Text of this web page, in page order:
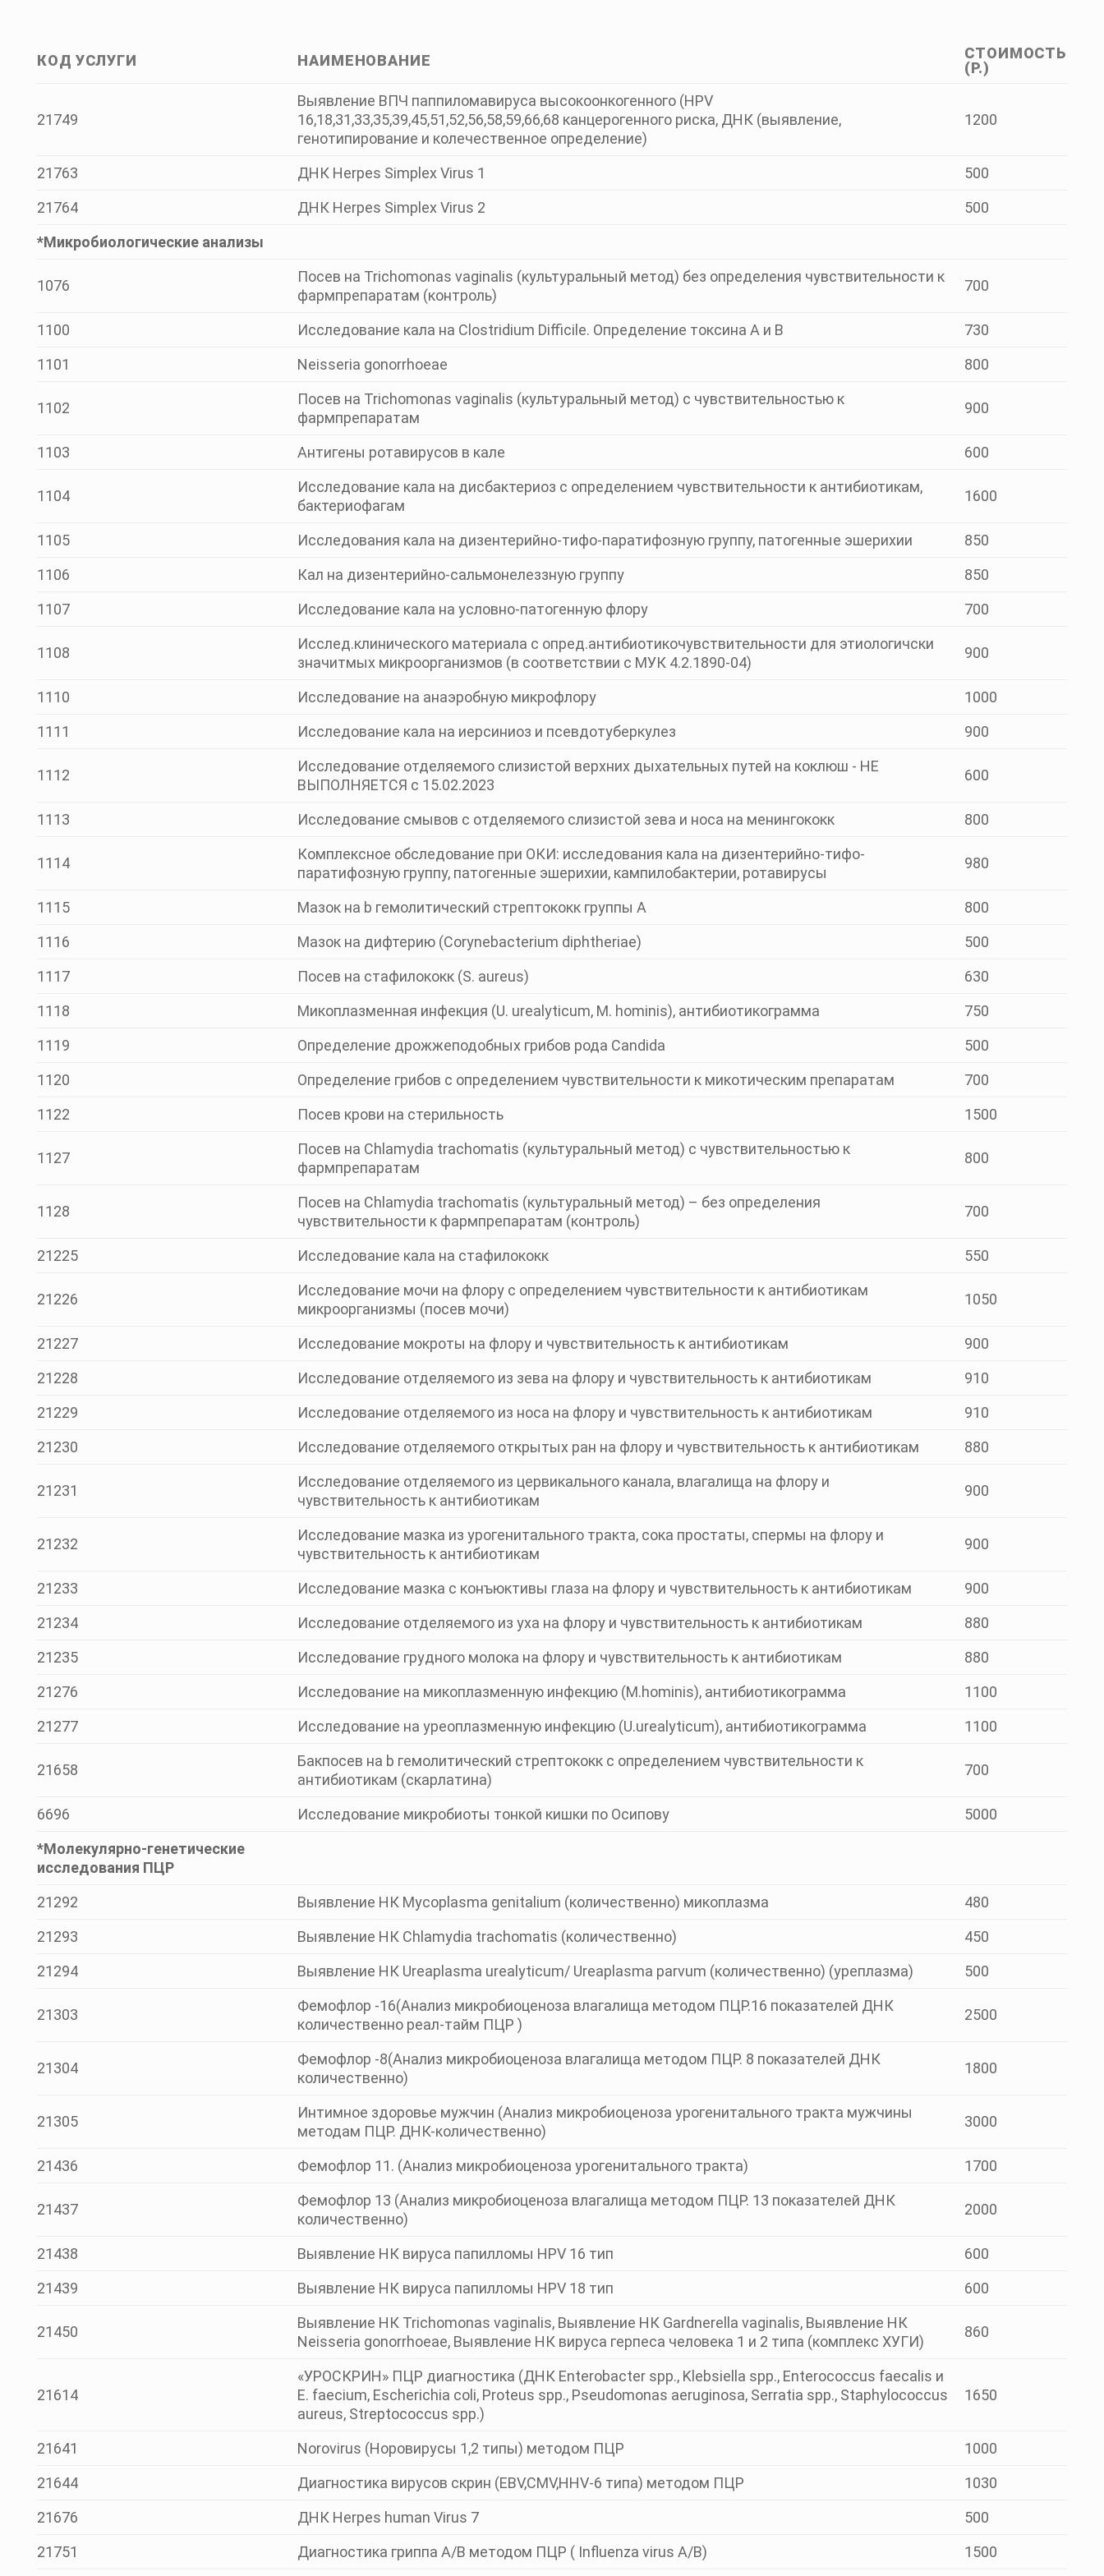
КОД УСЛУГИ НАИМЕНОВАНИЕ
СТОИМОСТЬ
(Р.)
21749
Выявление ВПЧ паппиломавируса высокоонкогенного (HPV
16,18,31,33,35,39,45,51,52,56,58,59,66,68 канцерогенного риска, ДНК (выявление,
генотипирование и колечественное определение)
1200
21763 ДНК Herpes Simplex Virus 1
500
21764
ДНК Herpes Simplex Virus 2
500
*Микробиологические анализы
1076
Посев на Trichomonas vaginalis (культуральный метод) без определения чувствительности к
фармпрепаратам (контроль)
700
1100 Исследование кала на Clostridium Difficile. Определение токсина А и В
730
1101
Neisseria gonorrhoeae 800
1102
Посев на Trichomonas vaginalis (культуральный метод) с чувствительностью к
фармпрепаратам
900
1103 Антигены ротавирусов в кале 600
1104
Исследование кала на дисбактериоз с определением чувствительности к антибиотикам,
бактериофагам
1600
1105 Исследования кала на дизентерийно-тифо-паратифозную группу, патогенные эшерихии
850
1106
Кал на дизентерийно-сальмонелеззную группу
850
1107
Исследование кала на условно-патогенную флору 700
1108
Исслед.клинического материала с опред.антибиотикочувствительности для этиологичски
значитмых микроорганизмов (в соответствии с МУК 4.2.1890-04)
900
1110 Исследование на анаэробную микрофлору
1000
1111
Исследование кала на иерсиниоз и псевдотуберкулез 900
1112
Исследование отделяемого слизистой верхних дыхательных путей на коклюш - НЕ
ВЫПОЛНЯЕТСЯ с 15.02.2023
600
1113 Исследование смывов с отделяемого слизистой зева и носа на менингококк 800
1114
Комплексное обследование при ОКИ: исследования кала на дизентерийно-тифо-
паратифозную группу, патогенные эшерихии, кампилобактерии, ротавирусы
980
1115 Мазок на b гемолитический стрептококк группы А
800
1116
Мазок на дифтерию (Corynеbacterium diphtheriae)
500
1117
Посев на стафилококк (S. aureus)
630
1118
Микоплазменная инфекция (U. urealyticum, M. hominis), антибиотикограмма
750
1119
Определение дрожжеподобных грибов рода Candida
500
1120
Определение грибов с определением чувствительности к микотическим препаратам
700
1122
Посев крови на стерильность 1500
1127
Посев на Chlamydia trachomatis (культуральный метод) с чувствительностью к
фармпрепаратам
800
1128
Посев на Chlamydia trachomatis (культуральный метод) – без определения
чувствительности к фармпрепаратам (контроль)
700
21225 Исследование кала на стафилококк 550
21226
Исследование мочи на флору с определением чувствительности к антибиотикам
микроорганизмы (посев мочи)
1050
21227 Исследование мокроты на флору и чувствительность к антибиотикам
900
21228
Исследование отделяемого из зева на флору и чувствительность к антибиотикам
910
21229
Исследование отделяемого из носа на флору и чувствительность к антибиотикам
910
21230
Исследование отделяемого открытых ран на флору и чувствительность к антибиотикам 880
21231
Исследование отделяемого из цервикального канала, влагалища на флору и
чувствительность к антибиотикам
900
21232
Исследование мазка из урогенитального тракта, сока простаты, спермы на флору и
чувствительность к антибиотикам
900
21233 Исследование мазка с конъюктивы глаза на флору и чувствительность к антибиотикам
900
21234
Исследование отделяемого из уха на флору и чувствительность к антибиотикам
880
21235
Исследование грудного молока на флору и чувствительность к антибиотикам
880
21276
Исследование на микоплазменную инфекцию (M.hominis), антибиотикограмма
1100
21277
Исследование на уреоплазменную инфекцию (U.urealyticum), антибиотикограмма 1100
21658
Бакпосев на b гемолитический стрептококк с определением чувствительности к
антибиотикам (скарлатина)
700
6696 Исследование микробиоты тонкой кишки по Осипову
5000
*Молекулярно-генетические
исследования ПЦР
21292
Выявление НК Mуcoplasma genitalium (количественно) микоплазма
480
21293
Выявление НК Chlamydia trachomatis (количественно)
450
21294
Выявление НК Ureaplasma urealyticum/ Ureaplasma parvum (количественно) (уреплазма) 500
21303
Фемофлор -16(Анализ микробиоценоза влагалища методом ПЦР.16 показателей ДНК
количественно реал-тайм ПЦР )
2500
21304
Фемофлор -8(Анализ микробиоценоза влагалища методом ПЦР. 8 показателей ДНК
количественно)
1800
21305
Интимное здоровье мужчин (Анализ микробиоценоза урогенитального тракта мужчины
методам ПЦР. ДНК-количественно)
3000
21436 Фемофлор 11. (Анализ микробиоценоза урогенитального тракта) 1700
21437
Фемофлор 13 (Анализ микробиоценоза влагалища методом ПЦР. 13 показателей ДНК
количественно)
2000
21438 Выявление НК вируса папилломы HPV 16 тип
600
21439
Выявление НК вируса папилломы HPV 18 тип 600
21450
Выявление НК Trichomonas vaginalis, Выявление НК Gardnerella vaginalis, Выявление НК
Neisseria gonorrhoeae, Выявление НК вируса герпеса человека 1 и 2 типа (комплекс ХУГИ)
860
21614
«УРОСКРИН» ПЦР диагностика (ДНК Enterobacter spp., Klebsiella spp., Enterococcus faecalis и
Е. faecium, Escherichia coli, Proteus spp., Pseudomonas aeruginosa, Serratia spp., Staphylococcus
aureus, Streptococcus spp.)
1650
21641 Norovirus (Норовирусы 1,2 типы) методом ПЦР
1000
21644
Диагностика вирусов скрин (EBV,CMV,ННV-6 типа) методом ПЦР
1030
21676
ДНК Herpes human Virus 7
500
21751
Диагностика гриппа А/В методом ПЦР ( Influenza virus A/B) 1500